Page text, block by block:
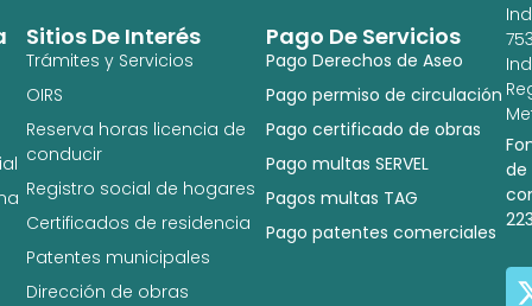
Pago De Servicios
Pago Derechos de Aseo
Pago permiso de circulación
Pago certificado de obras
Pago multas SERVEL
Pagos multas TAG
Pago patentes comerciales
Sitios De Interés
Trámites y Servicios
OIRS
Reserva horas licencia de
conducir
Registro social de hogares
Certificados de residencia
Patentes municipales
Dirección de obras
de